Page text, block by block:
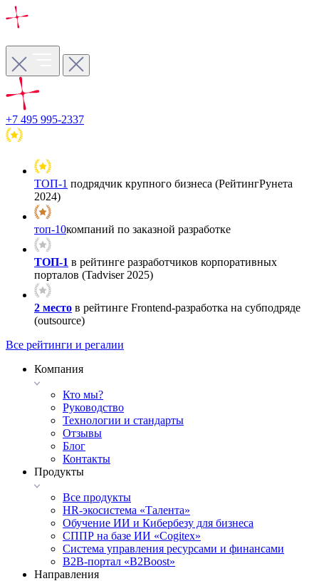
+7 495 995-2337
ТОП-1 подрядчик крупного бизнеса (РейтингРунета
2024)
топ-10компаний по заказной разработке
ТОП-1 в рейтинге разработчиков корпоративных
порталов (Tadviser 2025)
2 место в рейтинге Frontend-разработка на субподряде
(outsource)
Все рейтинги и регалии
Компания
Кто мы?
Руководство
Технологии и стандарты
Отзывы
Блог
Контакты
Продукты
Все продукты
HR-экосистема «Талента»
Обучение ИИ и Кибербезу для бизнеса
СППР на базе ИИ «Cogitex»
Система управления ресурсами и финансами
B2B-портал «B2Boost»
Направления